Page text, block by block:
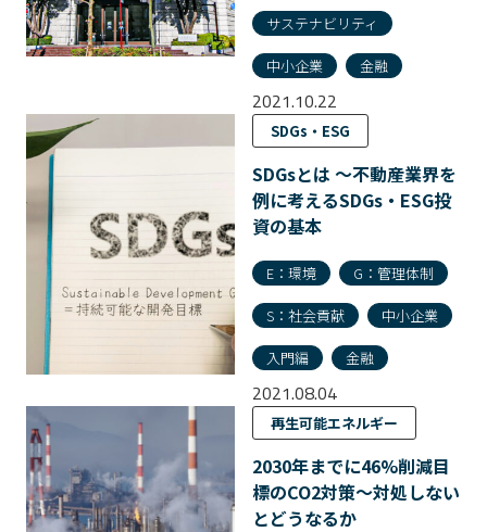
サステナビリティ
中小企業 金融
2021.10.22
SDGs・ESG
SDGsとは 〜不動産業界を
例に考えるSDGs・ESG投
資の基本
E：環境 G：管理体制
S：社会貢献 中小企業
入門編 金融
2021.08.04
再生可能エネルギー
2030年までに46%削減目
標のCO2対策〜対処しない
とどうなるか